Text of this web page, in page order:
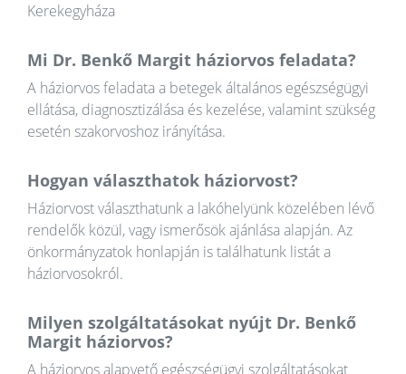
Kerekegyháza
Mi Dr. Benkő Margit háziorvos feladata?
A háziorvos feladata a betegek általános egészségügyi
ellátása, diagnosztizálása és kezelése, valamint szükség
esetén szakorvoshoz irányítása.
Hogyan választhatok háziorvost?
Háziorvost választhatunk a lakóhelyünk közelében lévő
rendelők közül, vagy ismerősök ajánlása alapján. Az
önkormányzatok honlapján is találhatunk listát a
háziorvosokról.
Milyen szolgáltatásokat nyújt Dr. Benkő
Margit háziorvos?
A háziorvos alapvető egészségügyi szolgáltatásokat